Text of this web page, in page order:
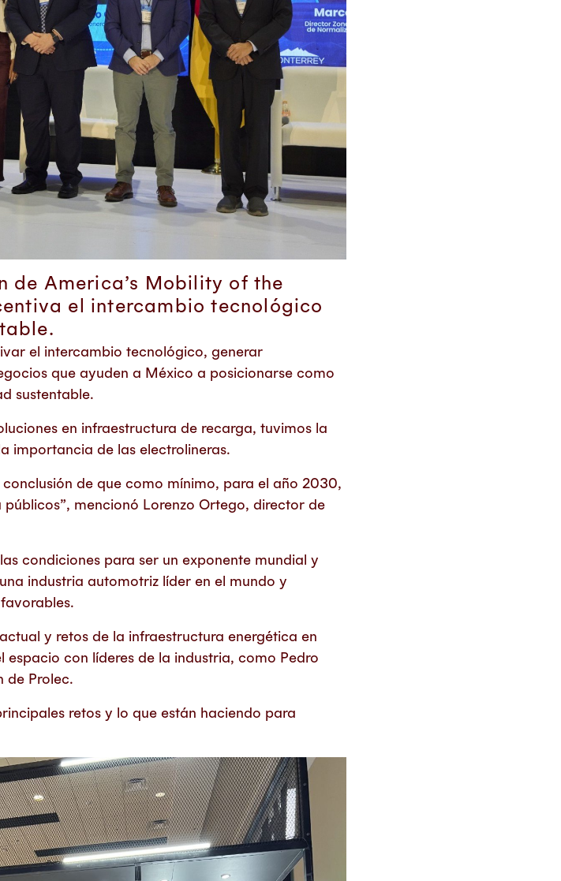
de America’s Mobility of the
el intercambio tecnológico
el intercambio tecnológico, generar
que ayuden a México a posicionarse como
sustentable.
en infraestructura de recarga, tuvimos la
importancia de las electrolineras.
de que como mínimo, para el año 2030,
mencionó Lorenzo Ortego, director de
condiciones para ser un exponente mundial y
industria automotriz líder en el mundo y
y retos de la infraestructura energética en
con líderes de la industria, como Pedro
de Prolec.
retos y lo que están haciendo para